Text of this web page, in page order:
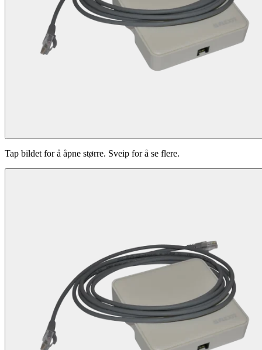
Tap bildet for å åpne større. Sveip for å se flere.